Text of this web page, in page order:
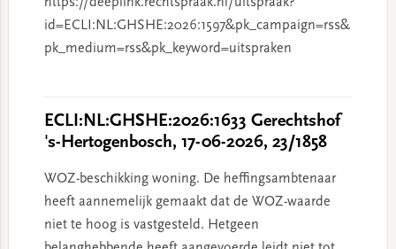
id=ECLI:NL:GHSHE:2026:1597&pk_campaign=rss&
pk_medium=rss&pk_keyword=uitspraken
ECLI:NL:GHSHE:2026:1633 Gerechtshof
's-Hertogenbosch, 17-06-2026, 23/1858
WOZ-beschikking woning. De heffingsambtenaar
heeft aannemelijk gemaakt dat de WOZ-waarde
niet te hoog is vastgesteld. Hetgeen